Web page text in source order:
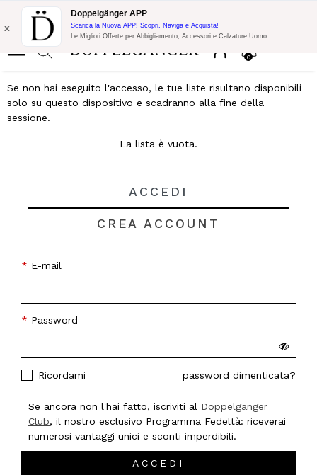
Promo Flash:
10% di Extra Sconto su 300€ di Acquisto con codice:
DOPPEL300
0
x
Doppelgänger APP
Scarica la Nuova APP! Scopri, Naviga e Acquista!
Le Migliori Offerte per Abbigliamento, Accessori e Calzature Uomo
Se non hai eseguito l'accesso, le tue liste risultano disponibili
solo su questo dispositivo e scadranno alla fine della
sessione.
La lista è vuota.
ACCEDI
CREA ACCOUNT
E-mail
Password
Ricordami password dimenticata?
Se ancora non l'hai fatto, iscriviti al Doppelgänger
Club, il nostro esclusivo Programma Fedeltà: riceverai
numerosi vantaggi unici e sconti imperdibili.
ACCEDI